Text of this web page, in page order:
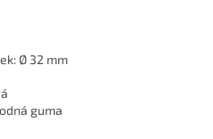
Ø 32 mm
guma